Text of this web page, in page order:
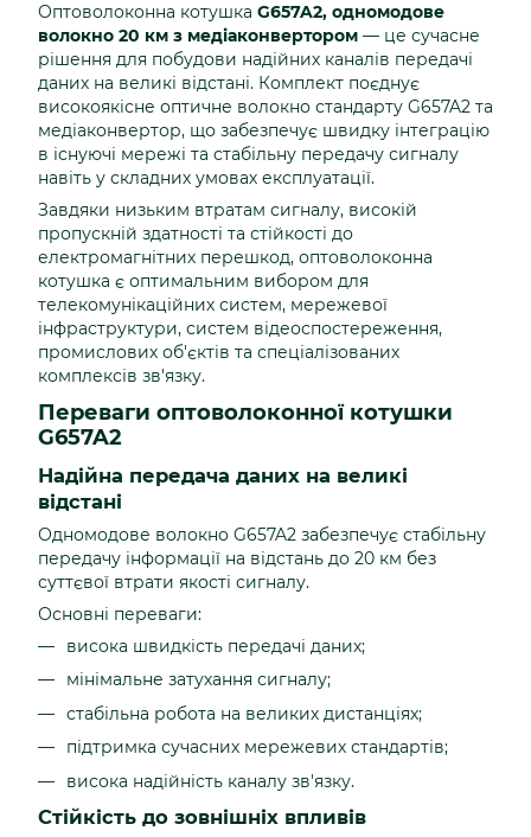
Оптоволоконна котушка G657A2, одномодове
волокно 20 км з медіаконвертором — це сучасне
рішення для побудови надійних каналів передачі
даних на великі відстані. Комплект поєднує
високоякісне оптичне волокно стандарту G657A2 та
медіаконвертор, що забезпечує швидку інтеграцію
в існуючі мережі та стабільну передачу сигналу
навіть у складних умовах експлуатації.
Завдяки низьким втратам сигналу, високій
пропускній здатності та стійкості до
електромагнітних перешкод, оптоволоконна
котушка є оптимальним вибором для
телекомунікаційних систем, мережевої
інфраструктури, систем відеоспостереження,
промислових об'єктів та спеціалізованих
комплексів зв'язку.
Переваги оптоволоконної котушки
G657A2
Надійна передача даних на великі
відстані
Одномодове волокно G657A2 забезпечує стабільну
передачу інформації на відстань до 20 км без
суттєвої втрати якості сигналу.
Основні переваги:
висока швидкість передачі даних;
мінімальне затухання сигналу;
стабільна робота на великих дистанціях;
підтримка сучасних мережевих стандартів;
висока надійність каналу зв'язку.
Стійкість до зовнішніх впливів